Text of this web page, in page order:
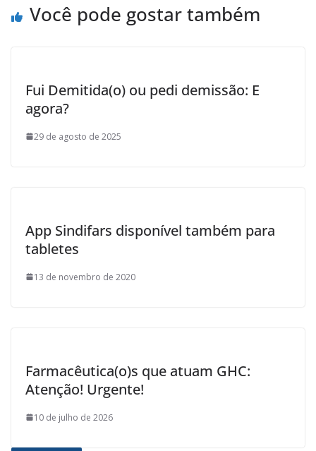
Você pode gostar também
Fui Demitida(o) ou pedi demissão: E
agora?
29 de agosto de 2025
App Sindifars disponível também para
tabletes
13 de novembro de 2020
Farmacêutica(o)s que atuam GHC:
Atenção! Urgente!
10 de julho de 2026